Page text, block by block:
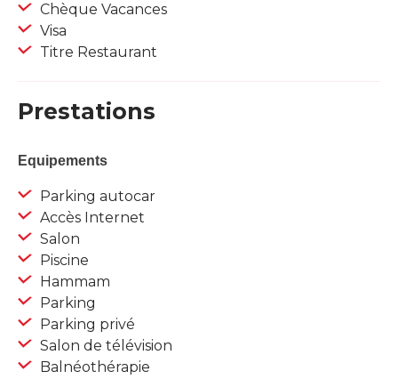
Chèque Vacances
Visa
Titre Restaurant
Prestations
Equipements
Parking autocar
Accès Internet
Salon
Piscine
Hammam
Parking
Parking privé
Salon de télévision
Balnéothérapie